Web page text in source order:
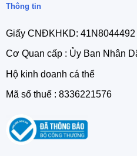
Thông tin
Giấy CNĐKHKD:
Cơ Quan cấp : Ủy Ban Nhân
Hộ kinh doanh cá thể
Mã số thuế : 8336221576